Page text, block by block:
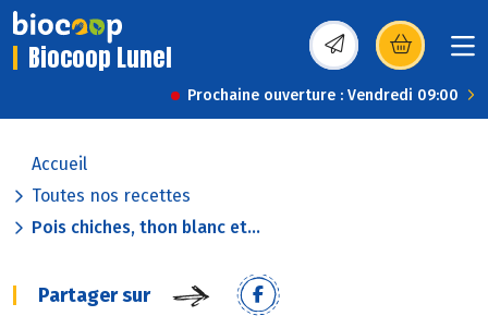
Biocoop Lunel (s’ouvre dans une
Prochaine ouverture : Vendredi 09:00
Accueil
Toutes nos recettes
Pois chiches, thon blanc et...
Partager sur